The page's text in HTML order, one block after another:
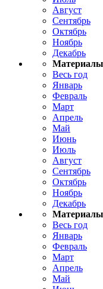
Август
Сентябрь
Октябрь
Ноябрь
Декабрь
Материалы
Весь год
Январь
Февраль
Март
Апрель
Май
Июнь
Июль
Август
Сентябрь
Октябрь
Ноябрь
Декабрь
Материалы
Весь год
Январь
Февраль
Март
Апрель
Май